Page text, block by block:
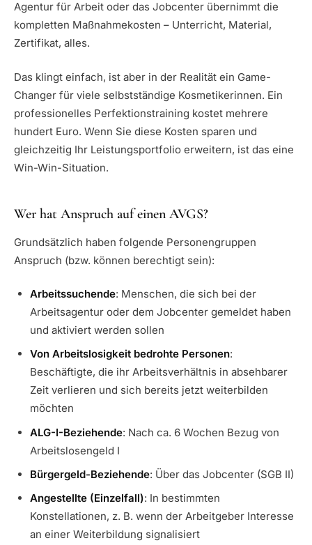
Agentur für Arbeit oder das Jobcenter übernimmt die
kompletten Maßnahmekosten – Unterricht, Material,
Zertifikat, alles.
Das klingt einfach, ist aber in der Realität ein Game-
Changer für viele selbstständige Kosmetikerinnen. Ein
professionelles Perfektionstraining kostet mehrere
hundert Euro. Wenn Sie diese Kosten sparen und
gleichzeitig Ihr Leistungsportfolio erweitern, ist das eine
Win-Win-Situation.
Wer hat Anspruch auf einen AVGS?
Grundsätzlich haben folgende Personengruppen
Anspruch (bzw. können berechtigt sein):
Arbeitssuchende: Menschen, die sich bei der
Arbeitsagentur oder dem Jobcenter gemeldet haben
und aktiviert werden sollen
Von Arbeitslosigkeit bedrohte Personen:
Beschäftigte, die ihr Arbeitsverhältnis in absehbarer
Zeit verlieren und sich bereits jetzt weiterbilden
möchten
ALG-I-Beziehende: Nach ca. 6 Wochen Bezug von
Arbeitslosengeld I
Bürgergeld-Beziehende: Über das Jobcenter (SGB II)
Angestellte (Einzelfall): In bestimmten
Konstellationen, z. B. wenn der Arbeitgeber Interesse
an einer Weiterbildung signalisiert